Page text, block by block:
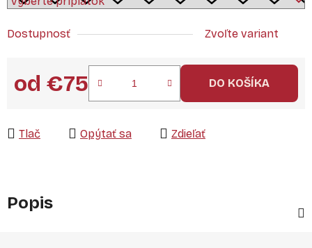
Dostupnosť Zvoľte variant
od €75
Jednotková cena:
DO KOŠÍKA
Tlač Opýtať sa Zdieľať
Popis